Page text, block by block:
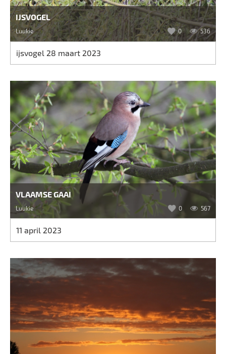
IJSVOGEL
Luukie 0 536
ijsvogel 28 maart 2023
VLAAMSE GAAI
Luukie 0 567
11 april 2023